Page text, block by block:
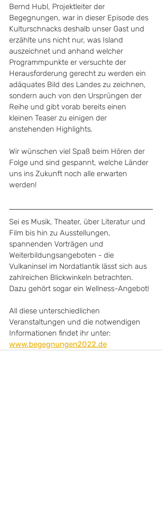
Bernd Hubl, Projektleiter der
Begegnungen, war in dieser Episode des
Kulturschnacks deshalb unser Gast und
erzählte uns nicht nur, was Island
auszeichnet und anhand welcher
Programmpunkte er versuchte der
Herausforderung gerecht zu werden ein
adäquates Bild des Landes zu zeichnen,
sondern auch von den Ursprüngen der
Reihe und gibt vorab bereits einen
kleinen Teaser zu einigen der
anstehenden Highlights.
Wir wünschen viel Spaß beim Hören der
Folge und sind gespannt, welche Länder
uns ins Zukunft noch alle erwarten
werden!
Sei es Musik, Theater, über Literatur und
Film bis hin zu Ausstellungen,
spannenden Vorträgen und
Weiterbildungsangeboten - die
Vulkaninsel im Nordatlantik lässt sich aus
zahlreichen Blickwinkeln betrachten.
Dazu gehört sogar ein Wellness-Angebot!
All diese unterschiedlichen
Veranstaltungen und die notwendigen
Informationen findet ihr unter:
www.begegnungen2022.de